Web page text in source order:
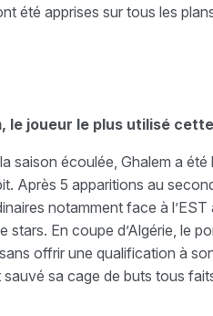
été apprises sur tous les
le joueur le plus utilisé
saison écoulée, Ghalem a
Après 5 apparitions au
notamment face à
stars. En coupe d’Algérie, le
offrir une qualification à
sa cage de buts tous